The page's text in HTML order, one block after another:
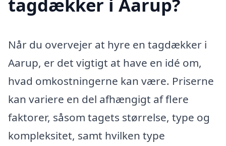
tagdækker i Aarup?
Når du overvejer at hyre en tagdækker i
Aarup, er det vigtigt at have en idé om,
hvad omkostningerne kan være. Priserne
kan variere en del afhængigt af flere
faktorer, såsom tagets størrelse, type og
kompleksitet, samt hvilken type